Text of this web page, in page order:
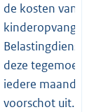
de kosten van
kinderopvang.
Belastingdienst
deze
iedere maand als
voorschot uit.